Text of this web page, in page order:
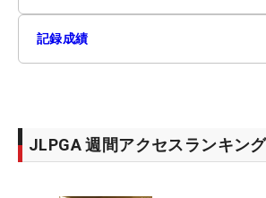
記録成績
JLPGA 週間アクセスランキング